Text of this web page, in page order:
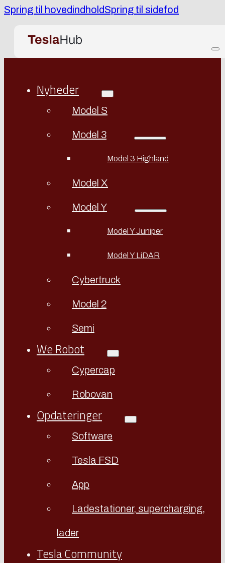
Spring til hovedindholdSpring til sidefod
Nyheder
Model S
Model 3
Model 3 Highland
Model X
Model Y
Model Y Juniper
Model Y LiDAR
Cybertruck
Model 2
Semi
We Robot
Cypercap
Robovan
Opdateringer
Software
Tesla FSD
App
Ladestationer, supercharging,
lader
Tesla Community